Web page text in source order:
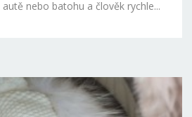
nebo batohu a člověk rychle...